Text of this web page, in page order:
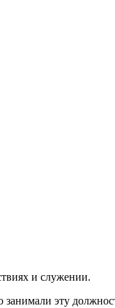
и служении.
занимали эту